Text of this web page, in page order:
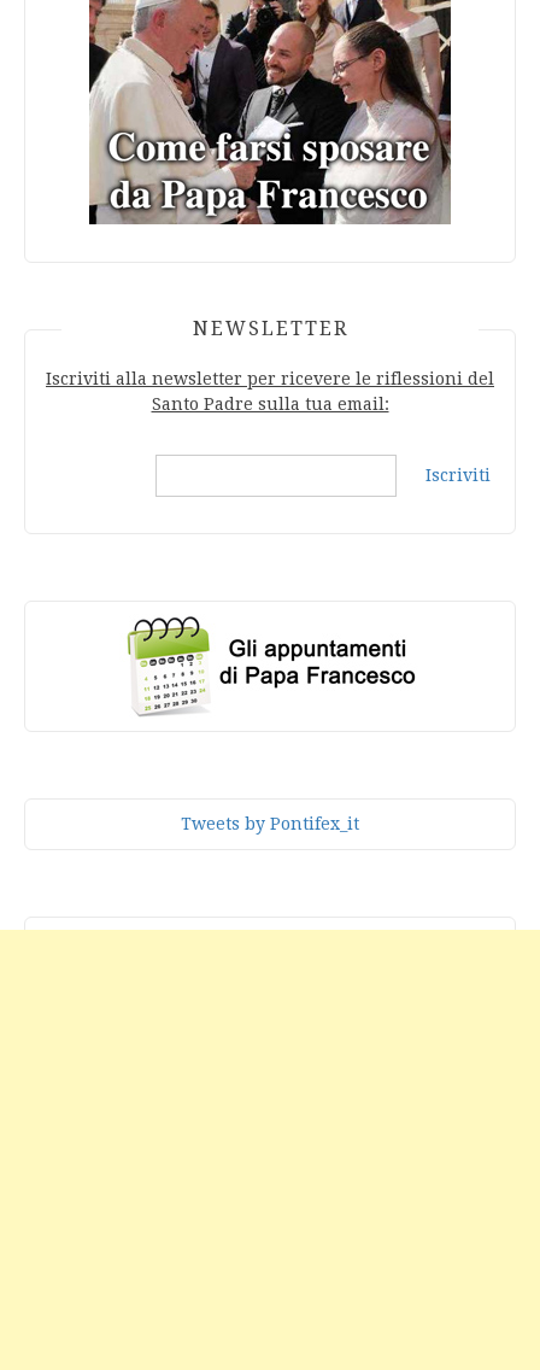
NEWSLETTER
Iscriviti alla newsletter per ricevere le riflessioni del
Santo Padre sulla tua email:
Iscriviti
Tweets by Pontifex_it